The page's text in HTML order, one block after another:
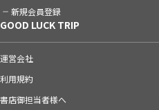
新規会員登録
GOOD LUCK TRIP
運営会社
利用規約
書店御担当者様へ